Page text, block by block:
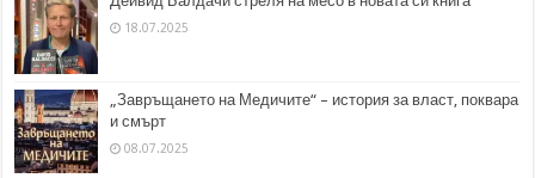
18.07.2025
„Завръщането на Медичите“ – история за власт, поквара
и смърт
08.07.2025